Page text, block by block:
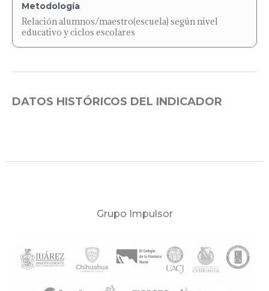
Metodología
Relación alumnos/maestro(escuela) según nivel
educativo y ciclos escolares
DATOS HISTÓRICOS DEL INDICADOR
Grupo Impulsor